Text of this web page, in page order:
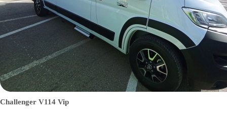
Challenger V114 Vip